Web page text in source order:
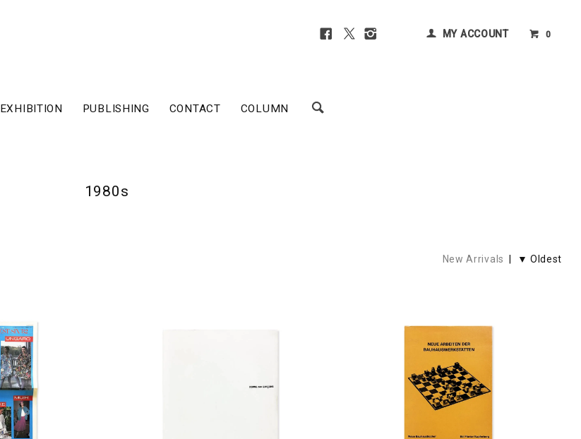
MY ACCOUNT 0
EXHIBITION PUBLISHING CONTACT COLUMN
1980s
New Arrivals | ▼ Oldest